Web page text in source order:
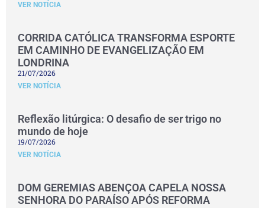
VER NOTÍCIA
CORRIDA CATÓLICA TRANSFORMA ESPORTE
EM CAMINHO DE EVANGELIZAÇÃO EM
LONDRINA
21/07/2026
VER NOTÍCIA
Reflexão litúrgica: O desafio de ser trigo no
mundo de hoje
19/07/2026
VER NOTÍCIA
DOM GEREMIAS ABENÇOA CAPELA NOSSA
SENHORA DO PARAÍSO APÓS REFORMA